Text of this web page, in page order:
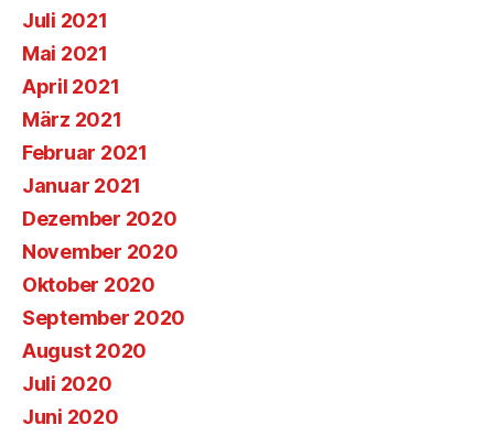
Juli 2021
Mai 2021
April 2021
März 2021
Februar 2021
Januar 2021
Dezember 2020
November 2020
Oktober 2020
September 2020
August 2020
Juli 2020
Juni 2020